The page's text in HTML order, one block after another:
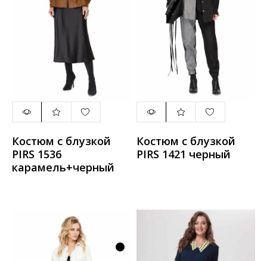
Костюм с блузкой
PIRS 1536
карамель+черный
Костюм с блузкой
PIRS 1421 черный